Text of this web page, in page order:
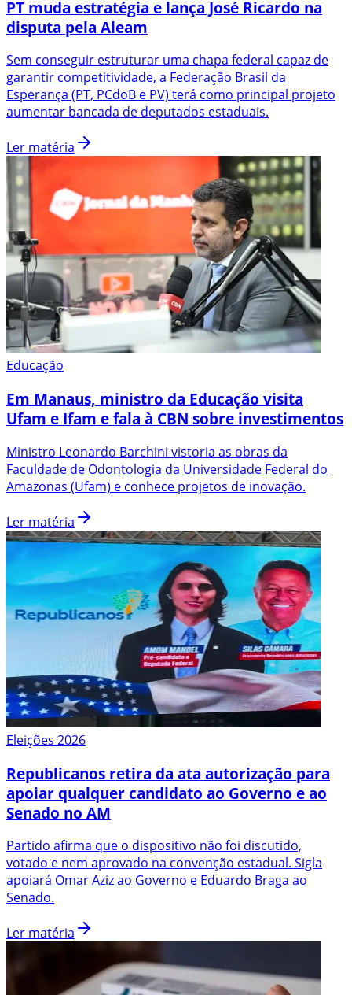
PT muda estratégia e lança José Ricardo na
disputa pela Aleam
Sem conseguir estruturar uma chapa federal capaz de
garantir competitividade, a Federação Brasil da
Esperança (PT, PCdoB e PV) terá como principal projeto
aumentar bancada de deputados estaduais.
Ler matéria
Educação
Em Manaus, ministro da Educação visita
Ufam e Ifam e fala à CBN sobre investimentos
Ministro Leonardo Barchini vistoria as obras da
Faculdade de Odontologia da Universidade Federal do
Amazonas (Ufam) e conhece projetos de inovação.
Ler matéria
Eleições 2026
Republicanos retira da ata autorização para
apoiar qualquer candidato ao Governo e ao
Senado no AM
Partido afirma que o dispositivo não foi discutido,
votado e nem aprovado na convenção estadual. Sigla
apoiará Omar Aziz ao Governo e Eduardo Braga ao
Senado.
Ler matéria